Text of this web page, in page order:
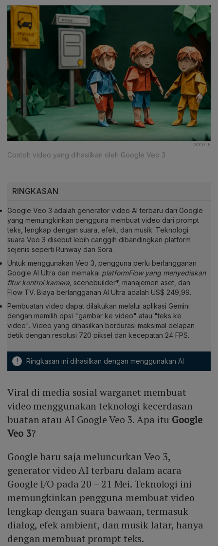
GOOGLE
Contoh video yang dihasilkan oleh Google Veo 3
RINGKASAN
Google Veo 3 adalah generator video AI terbaru dari Google
yang memungkinkan pengguna membuat video dari prompt
teks, lengkap dengan suara, efek, dan musik. Teknologi
suara Veo 3 disebut lebih canggih dibandingkan platform
sejenis seperti Runway dan Sora.
Untuk menggunakan Veo 3, pengguna perlu berlangganan
Google AI Ultra dan memakai platformFlow yang menyediakan
fitur kontrol kamera, scenebuilder*, manajemen aset, dan
Flow TV. Biaya berlangganan AI Ultra adalah US$ 249,99.
Pembuatan video dapat dilakukan melalui aplikasi Gemini
dengan memilih opsi "gambar ke video" atau "teks ke
video". Video yang dihasilkan berdurasi maksimal delapan
detik dengan resolusi 720 piksel dan kecepatan 24 FPS.
! Ringkasan ini dihasilkan dengan menggunakan AI
Viral di media sosial warganet membuat
video menggunakan teknologi kecerdasan
buatan atau AI Google Veo 3. Apa itu Google
Veo 3?
Google baru saja meluncurkan Veo 3,
generator video AI terbaru dalam acara
Google I/O pada 20 – 21 Mei. Teknologi ini
memungkinkan pengguna membuat video
lengkap dengan suara bawaan, termasuk
dialog, efek ambient, dan musik latar, hanya
dengan membuat prompt teks.